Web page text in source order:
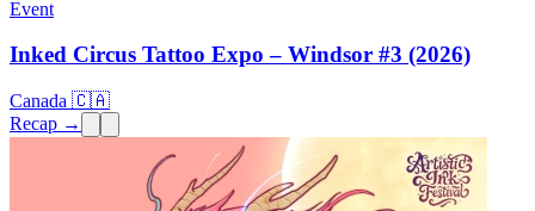
Event
Inked Circus Tattoo Expo – Windsor #3 (2026)
Canada 🇨🇦
Recap →